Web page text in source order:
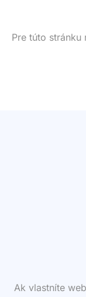
Pre túto stránku
Ak vlastníte